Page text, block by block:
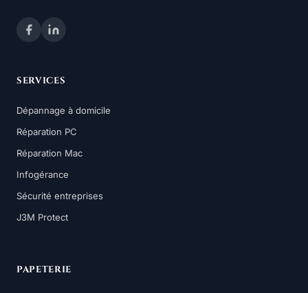
SERVICES
Dépannage à domicile
Réparation PC
Réparation Mac
Infogérance
Sécurité entreprises
J3M Protect
PAPETERIE